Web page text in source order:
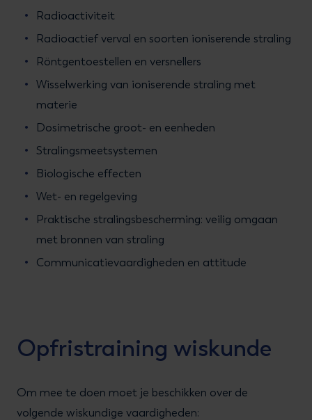
Radioactiviteit
Radioactief verval en soorten ioniserende straling
Röntgentoestellen en versnellers
Wisselwerking van ioniserende straling met
materie
Dosimetrische groot- en eenheden
Stralingsmeetsystemen
Biologische effecten
Wet- en regelgeving
Praktische stralingsbescherming: veilig omgaan
met bronnen van straling
Communicatievaardigheden en attitude
Opfristraining wiskunde
Om mee te doen moet je beschikken over de
volgende wiskundige vaardigheden: